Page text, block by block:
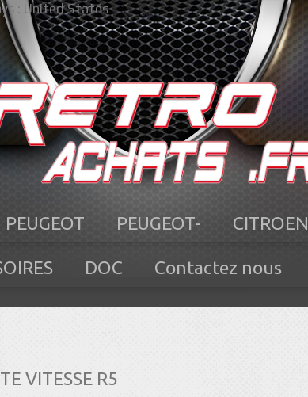
: United States
PEUGEOT PEUGEOT- CITROEN
DOC Contactez nous
VITESSE R5